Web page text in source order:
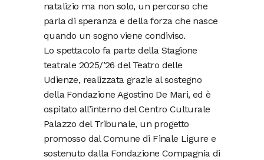
natalizio ma non solo, un percorso che
parla di speranza e della forza che nasce
quando un sogno viene condiviso.
Lo spettacolo fa parte della Stagione
teatrale 2025/’26 del Teatro delle
Udienze, realizzata grazie al sostegno
della Fondazione Agostino De Mari, ed è
ospitato all’interno del Centro Culturale
Palazzo del Tribunale, un progetto
promosso dal Comune di Finale Ligure e
sostenuto dalla Fondazione Compagnia di